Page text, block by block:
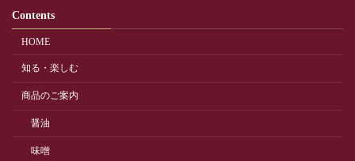
Contents
HOME
知る・楽しむ
商品のご案内
醤油
味噌